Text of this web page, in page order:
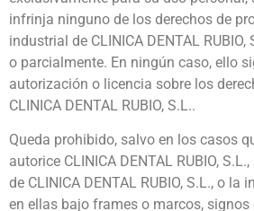
infrinja ninguno de los derechos de
industrial de CLINICA DENTAL
o parcialmente. En ningún caso, ello
autorización o licencia sobre los
CLINICA DENTAL RUBIO, S.L..
Queda prohibido, salvo en los casos
autorice CLINICA DENTAL RUBIO,
de CLINICA DENTAL RUBIO, S.L., o
en ellas bajo frames o marcos,